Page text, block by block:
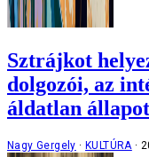
Sztrájkot
dolgozói, az
áldatlan
Nagy Gergely KULTÚRA